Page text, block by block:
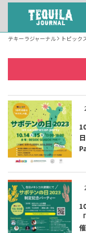
テキーラのつくり方
テキーラマーケット
テキーラの飲み方
テキーラジャーナル トピック
催